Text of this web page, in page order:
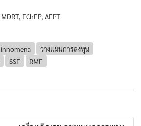
FChFP, AFPT
วางแผนการลงทุน
SSF RMF